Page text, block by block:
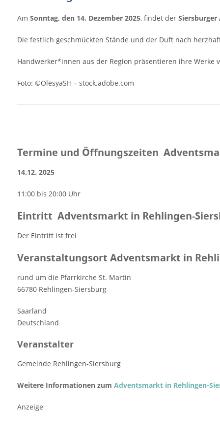
Am Sonntag, den 14. Dezember 2025, findet der
Die festlich geschmückten Stände und der Duft nach
Handwerker*innen aus der Region präsentieren ihre
Foto: ©OlesyaSH – stock.adobe.com
Termine und Öffnungszeiten
14.12. 2025
11:00 bis 20:00 Uhr
Eintritt Adventsmarkt in Rehlingen-
Der Eintritt ist frei
Veranstaltungsort Adventsmarkt in
rund um die Pfarrkirche St. Martin
66780 Rehlingen-Siersburg
Saarland
Deutschland
Veranstalter
Gemeinde Rehlingen-Siersburg
Weitere Informationen zum Adventsmarkt in Rehlingen-
Anzeige